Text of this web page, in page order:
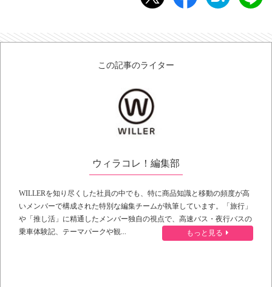
この記事のライター
ウィラコレ！編集部
WILLERを知り尽くした社員の中でも、特に商品知識と移動の頻度が高
いメンバーで構成された特別な編集チームが執筆しています。「旅行」
や「推し活」に精通したメンバー独自の視点で、高速バス・夜行バスの
乗車体験記、テーマパークや観...
もっと見る